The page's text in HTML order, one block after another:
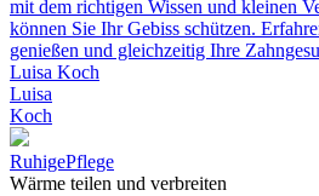
mit dem richtigen Wissen und kleinen
können Sie Ihr Gebiss schützen.
genießen und gleichzeitig Ihre
Luisa Koch
Luisa
Koch
RuhigePflege
Wärme teilen und verbreiten